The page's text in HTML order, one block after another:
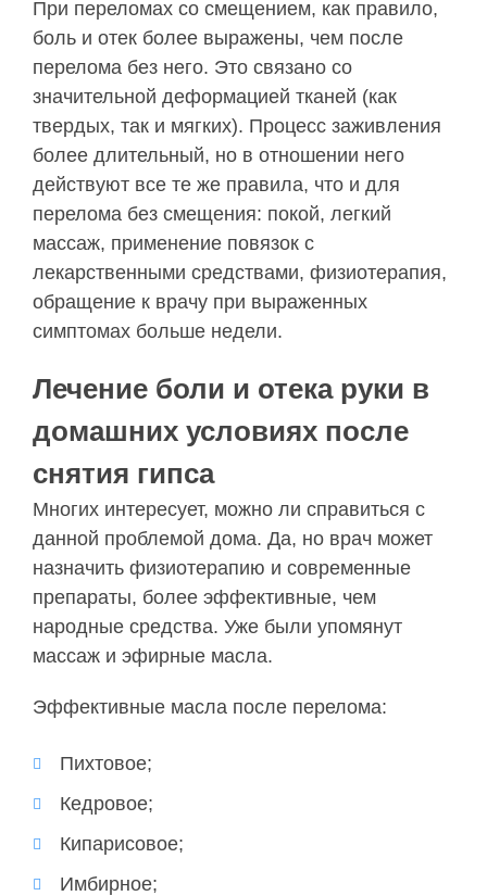
При переломах со смещением, как правило,
боль и отек более выражены, чем после
перелома без него. Это связано со
значительной деформацией тканей (как
твердых, так и мягких). Процесс заживления
более длительный, но в отношении него
действуют все те же правила, что и для
перелома без смещения: покой, легкий
массаж, применение повязок с
лекарственными средствами, физиотерапия,
обращение к врачу при выраженных
симптомах больше недели.
Лечение боли и отека руки в
домашних условиях после
снятия гипса
Многих интересует, можно ли справиться с
данной проблемой дома. Да, но врач может
назначить физиотерапию и современные
препараты, более эффективные, чем
народные средства. Уже были упомянут
массаж и эфирные масла.
Эффективные масла после перелома:
Пихтовое;
Кедровое;
Кипарисовое;
Имбирное;